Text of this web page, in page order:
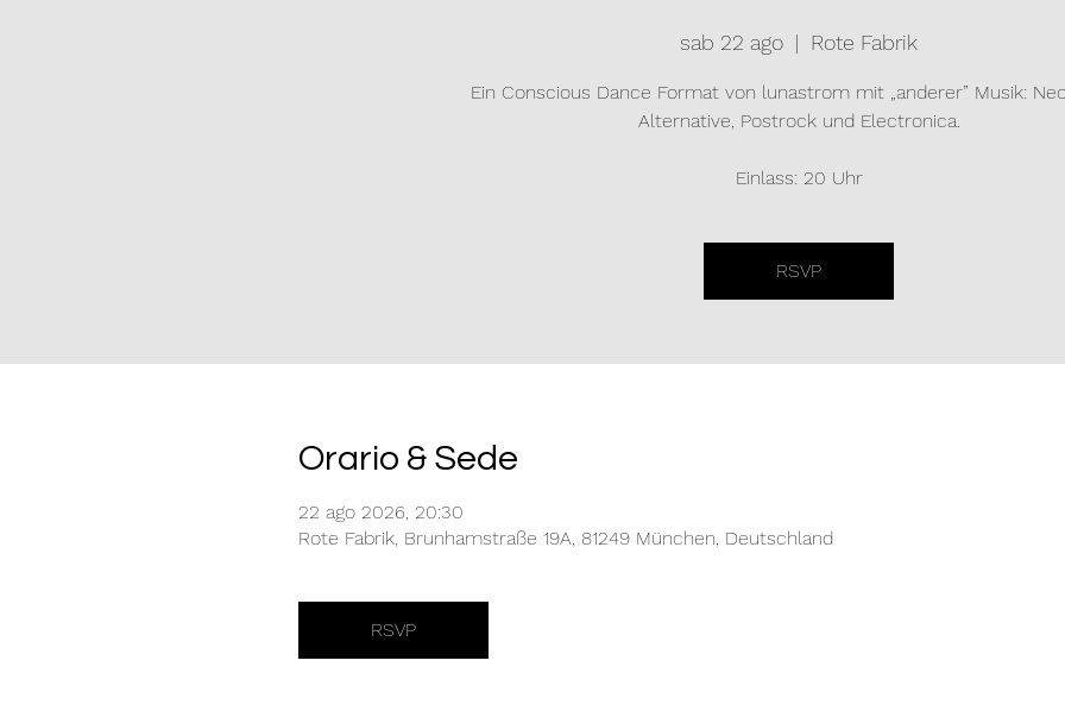
sab 22 ago
  |
Rote Fabrik
Ein Conscious Dance Format von lunastrom mit „anderer” Musik:
Alternative, Postrock und Electronica.
Einlass: 20 Uhr
RSVP
Orario & Sede
22 ago 2026, 20:30
Rote Fabrik, Brunhamstraße 19A, 81249 München, Deutschland
RSVP